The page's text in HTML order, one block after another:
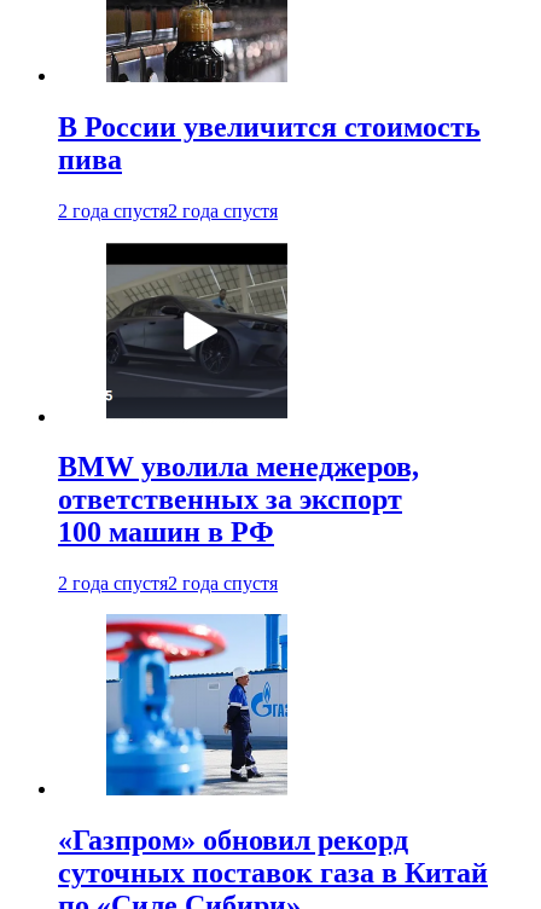
В России увеличится стоимость
пива
2 года спустя2 года спустя
BMW уволила менеджеров,
ответственных за экспорт
100 машин в РФ
2 года спустя2 года спустя
«Газпром» обновил рекорд
суточных поставок газа в Китай